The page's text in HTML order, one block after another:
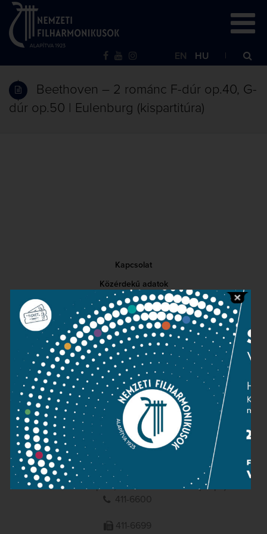
EN HU
Beethoven – 2 románc F-dúr op.40, G-
dúr op.50 | Eulenburg (kispartitúra)
Kapcsolat
Közérdekű adatok
Sajtószoba
Adatvédelem
Impresszum
NEMZETI
FILHARMONIKUSOK
1095 Budapest, Komor Marcell u. 1. (Müpa)
411-6600
411-6699